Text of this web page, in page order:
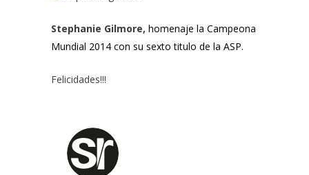
Stephanie Gilmore, homenaje la Campeona
Mundial 2014 con su sexto titulo de la ASP.
Felicidades!!!